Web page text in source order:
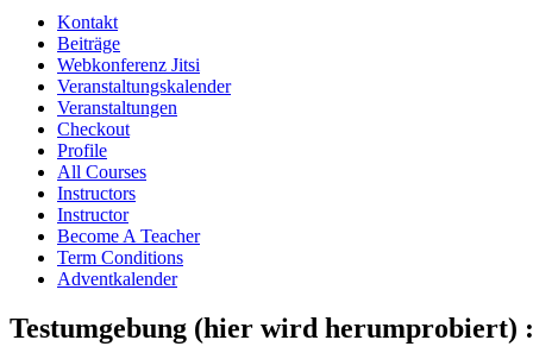
Kontakt
Beiträge
Webkonferenz Jitsi
Veranstaltungskalender
Veranstaltungen
Checkout
Profile
All Courses
Instructors
Instructor
Become A Teacher
Term Conditions
Adventkalender
Testumgebung (hier wird herumprobiert)